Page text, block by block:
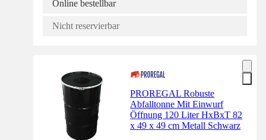
Online bestellbar
Nicht reservierbar
PROREGAL Robuste
Abfalltonne Mit Einwurf
Öffnung 120 Liter HxBxT 82
x 49 x 49 cm Metall Schwarz